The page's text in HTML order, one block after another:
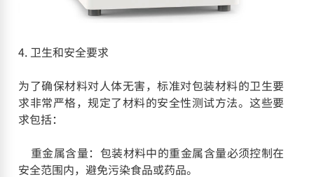
4. 卫生和安全要求
为了确保材料对人体无害，标准对包装材料的卫生要
求非常严格，规定了材料的安全性测试方法。这些要
求包括：
重金属含量：包装材料中的重金属含量必须控制在
安全范围内，避免污染食品或药品。